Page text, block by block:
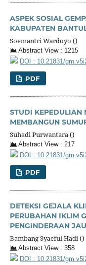
ASPEK SOSIAL
KABUPATEN
Soemantri Wardoyo ()
Abstract View : 1215
DOI : 10.21831/
PDF
STUDI KEPEDULIAN
MEMBANGUN
Suhadi Purwantara ()
Abstract View : 217
DOI : 10.21831/
PDF
DETEKSI GEJALA
PERUBAHAN IKLIM
PENGINDERAAN
Bambang Syaeful Hadi ()
Abstract View : 358
DOI : 10.21831/